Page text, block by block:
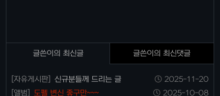
글쓴이의 최신글 글쓴이의 최신댓글
[자유게시판] 신규분들께 드리는 글
2025-11-20
[앨범]
도펠 변신 좋구만~~~
2025-10-08